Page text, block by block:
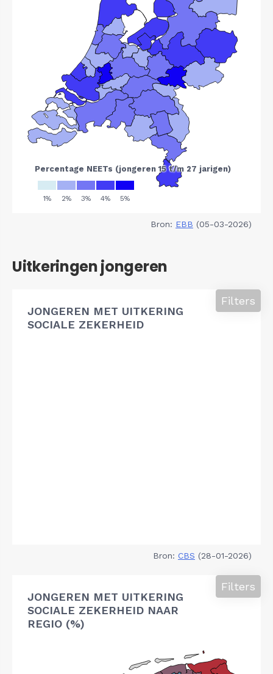
Bron: EBB (05-03-2026)
Uitkeringen jongeren
JONGEREN MET UITKERING
SOCIALE ZEKERHEID
Filters
Bron: CBS (28-01-2026)
JONGEREN MET UITKERING
SOCIALE ZEKERHEID NAAR
REGIO (%)
Filters